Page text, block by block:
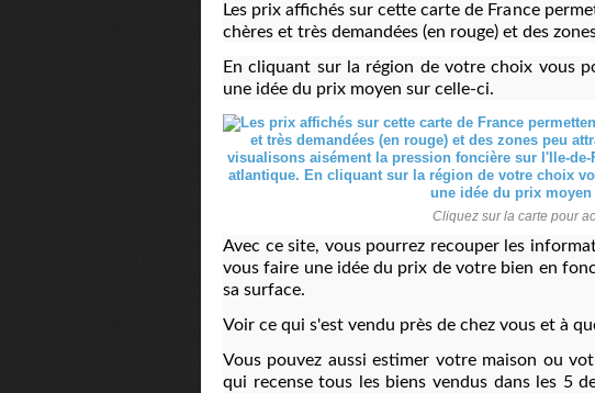
Les prix affichés sur cette carte de France
chères et très demandées (en rouge) et des
En cliquant sur la région de votre choix vous
une idée du prix moyen sur celle-ci.
Cliquez sur la carte pour
Avec ce site, vous pourrez recouper les
vous faire une idée du prix de votre bien en
sa surface.
Voir ce qui s'est vendu près de chez vous et à
Vous pouvez aussi estimer votre maison ou
qui recense tous les biens vendus dans les 5